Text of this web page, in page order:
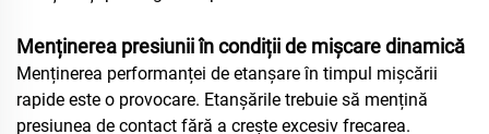
Menținerea presiunii în condiții de mișcare dinamică
Menținerea performanței de etanșare în timpul mișcării
rapide este o provocare. Etanșările trebuie să mențină
presiunea de contact fără a crește excesiv frecarea.